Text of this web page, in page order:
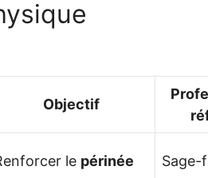
Objectif
le périnée Sage-